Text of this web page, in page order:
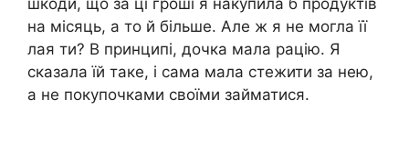
на місяць, а то й більше. Але ж я не могла її
лая ти? В принципі, дочка мала рацію. Я
сказала їй таке, і сама мала стежити за нею,
а не покупочками своїми займатися.